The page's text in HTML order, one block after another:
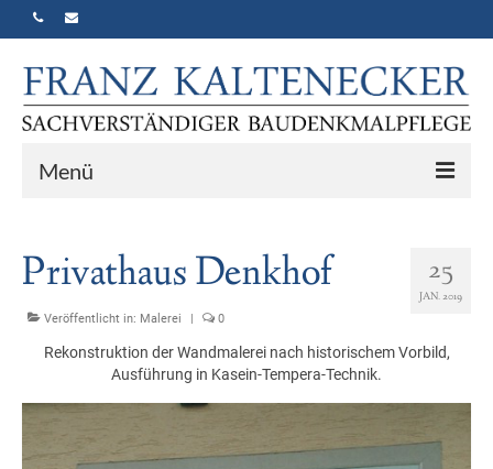
Menü
Vita
Historisierender Neubau
Portfolio
Gutachten
Kontakt
25
JAN. 2019
Privathaus Denkhof
Veröffentlicht in: Malerei 0
Rekonstruktion der Wandmalerei nach historischem Vorbild,
Ausführung in Kasein-Tempera-Technik.